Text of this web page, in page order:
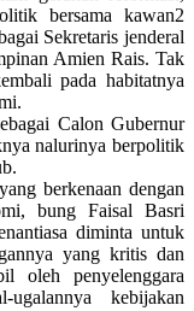
bersama kawan2
Sekretaris jenderal
Amien Rais. Tak
pada habitatnya
Calon Gubernur
nalurinya berpolitik
berkenaan dengan
bung Faisal Basri
diminta untuk
yang kritis dan
oleh penyelenggara
kebijakan